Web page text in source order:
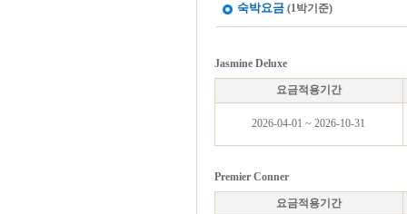
숙박요금 (1박기준)
Jasmine Deluxe
요금적용기간
2026-04-01 ~ 2026-10-31
Premier Conner
요금적용기간